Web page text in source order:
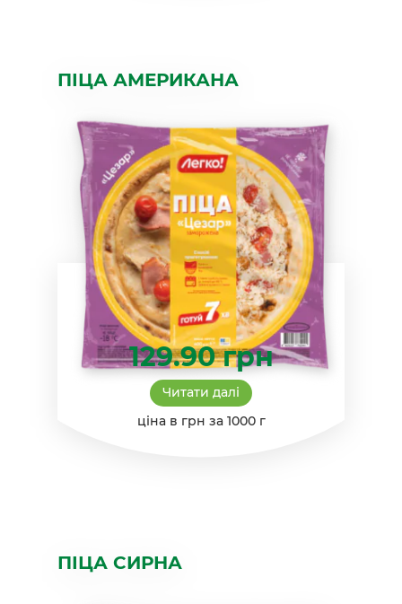
ПІЦА АМЕРИКАНА
129.90грн
Читати далі
ціна в грн за 1000 г
ПІЦА СИРНА